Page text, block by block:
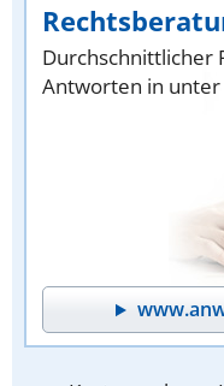
Durchschnittlicher
Antworten in